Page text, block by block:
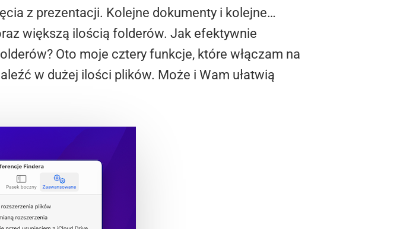
z prezentacji. Kolejne dokumenty i kolejne…
większą ilością folderów. Jak efektywnie
Oto moje cztery funkcje, które włączam na
w dużej ilości plików. Może i Wam ułatwią